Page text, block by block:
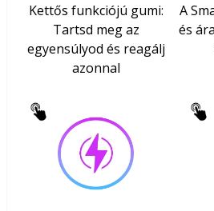
Kettős funkciójú gumi:
Tartsd meg az
egyensúlyod és reagálj
azonnal
A
és